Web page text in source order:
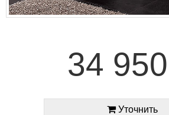
34 950
Уточнить